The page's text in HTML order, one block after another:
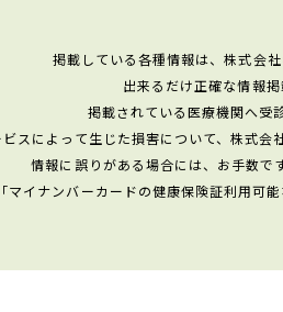
掲載している各種情報は、株式会
出来るだけ正確な情報
掲載されている医療機関へ受
ビスによって生じた損害について、株式会
情報に誤りがある場合には、お手数で
マイナンバーカードの健康保険証利用可